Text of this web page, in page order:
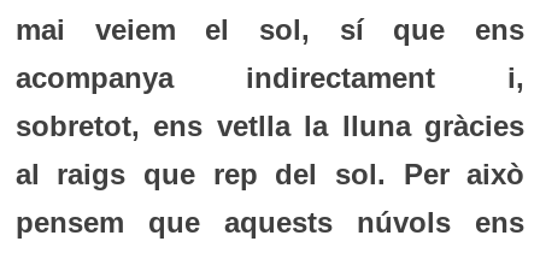
mai veiem el sol, sí que ens
acompanya indirectament i,
sobretot, ens vetlla la lluna gràcies
al raigs que rep del sol. Per això
pensem que aquests núvols ens